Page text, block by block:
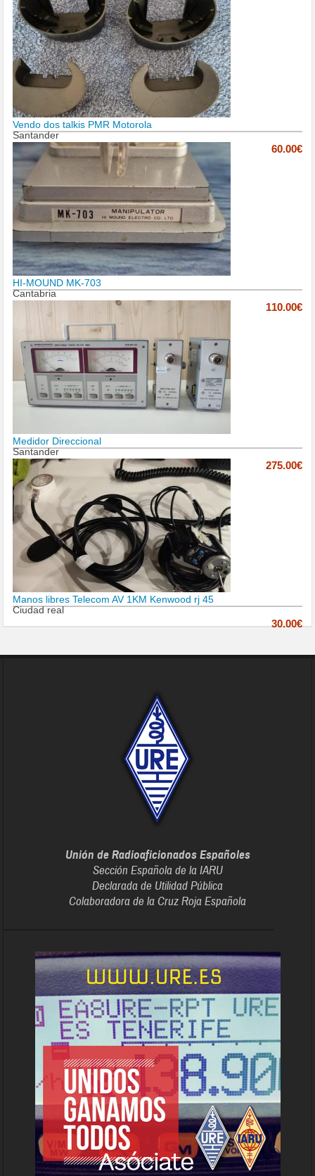
Vendo dos talkis PMR Motorola
Santander
60.00€
HI-MOUND MK-703
Cantabria
110.00€
Medidor Direccional
Santander
275.00€
Manos libres Telecom AV 1KM Kenwood rj 45
Ciudad real
30.00€
Unión de Radioaficionados Españoles
Sección Española de la IARU
Declarada de Utilidad Pública
Colaboradora de la Cruz Roja Española